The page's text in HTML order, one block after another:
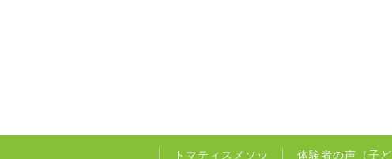
トマティスメソッ
体験者の声（子ど